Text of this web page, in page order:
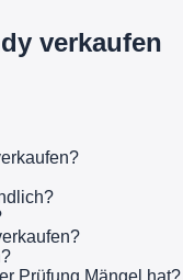
verkaufen
Prüfung Mängel hat?